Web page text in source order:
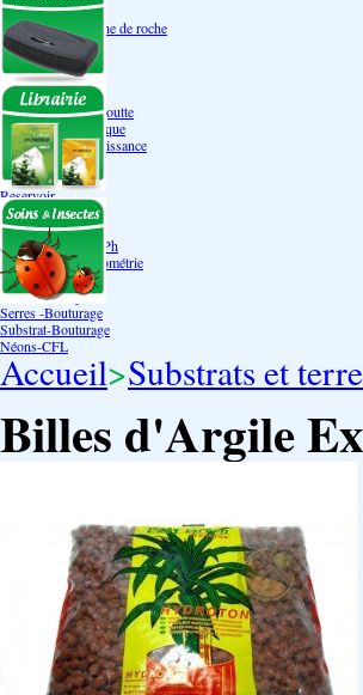
Fibre Coco
Billes d'argile- Laine de roche
Irrigation
Orchidées
Système NFT
Ultraponie
Système goutte à goutte
Système Aéroponique
Bouturage Pre Croissance
TerraPonie
Accessoires
Reservoir
Testeur Hanna Ph
Testeur Hanna Ec
Testeur Hanna Ec/Ph
Température Hygrométrie
Humidificateurs
Pack bouturage
Serres -Bouturage
Substrat-Bouturage
Néons-CFL
Accueil>Substrats et
Billes d'Argile